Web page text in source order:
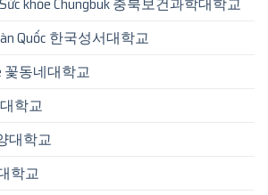
Quốc 한국성서대학교
꽃동네대학교
학교
대학교
학교